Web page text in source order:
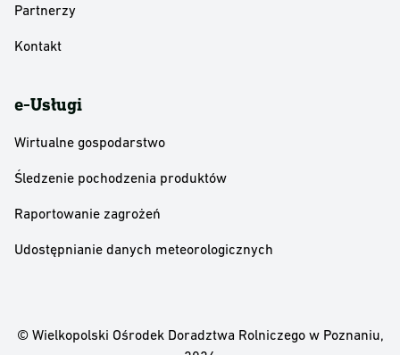
Partnerzy
Kontakt
e-Usługi
Wirtualne gospodarstwo
Śledzenie pochodzenia produktów
Raportowanie zagrożeń
Udostępnianie danych meteorologicznych
© Wielkopolski Ośrodek Doradztwa Rolniczego w Poznaniu,